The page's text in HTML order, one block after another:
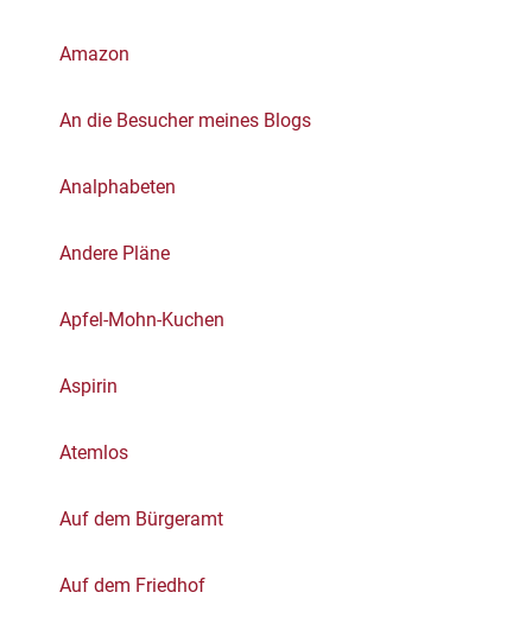
Amazon
An die Besucher meines Blogs
Analphabeten
Andere Pläne
Apfel-Mohn-Kuchen
Aspirin
Atemlos
Auf dem Bürgeramt
Auf dem Friedhof